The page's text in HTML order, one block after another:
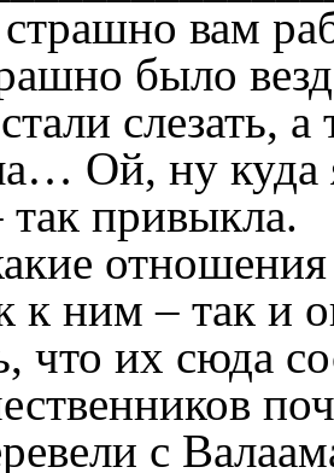
вам
было
слезать,
Ой, ну куда
так привыкла.
отношения
ним – так и
что их сюда
с